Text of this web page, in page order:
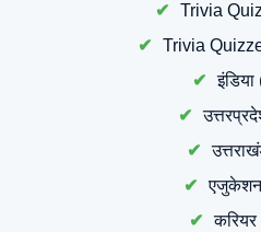
Trivia
Trivia
इंडिया
करियर